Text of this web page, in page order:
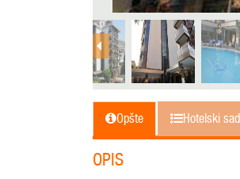
Opšte Hotelski
OPIS